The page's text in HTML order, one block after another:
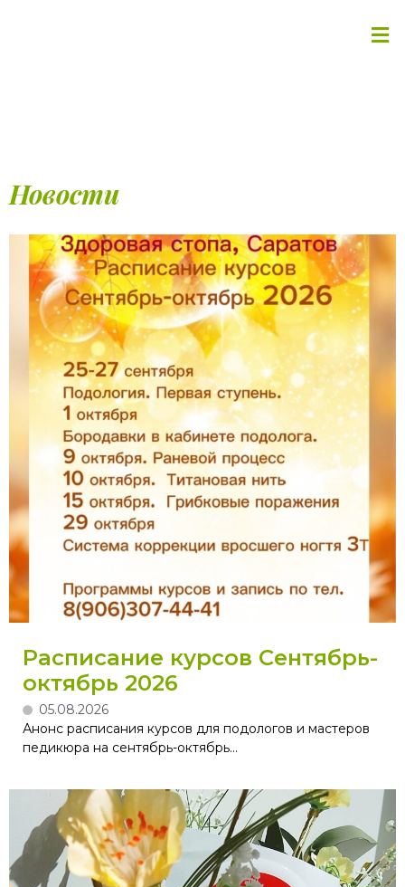
Новости
Расписание курсов Сентябрь-
октябрь 2026
05.08.2026
Анонс расписания курсов для подологов и мастеров
педикюра на сентябрь-октябрь...